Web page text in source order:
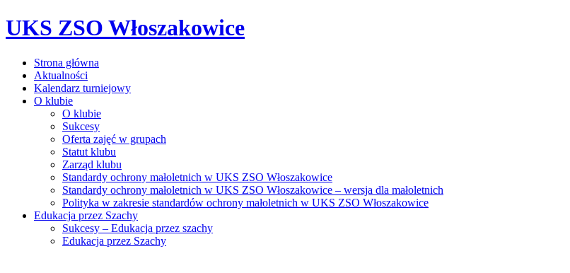
Skip
to
UKS ZSO Włoszakowice
Strona główna
Aktualności
Kalendarz turniejowy
O klubie
O klubie
Sukcesy
Oferta zajęć w grupach
Statut klubu
Zarząd klubu
Standardy ochrony małoletnich w UKS ZSO Włoszakowice
Standardy ochrony małoletnich w UKS ZSO Włoszakowice – wersja dla małoletnich
Polityka w zakresie standardów ochrony małoletnich w UKS ZSO Włoszakowice
Edukacja przez Szachy
Sukcesy – Edukacja przez szachy
Edukacja przez Szachy